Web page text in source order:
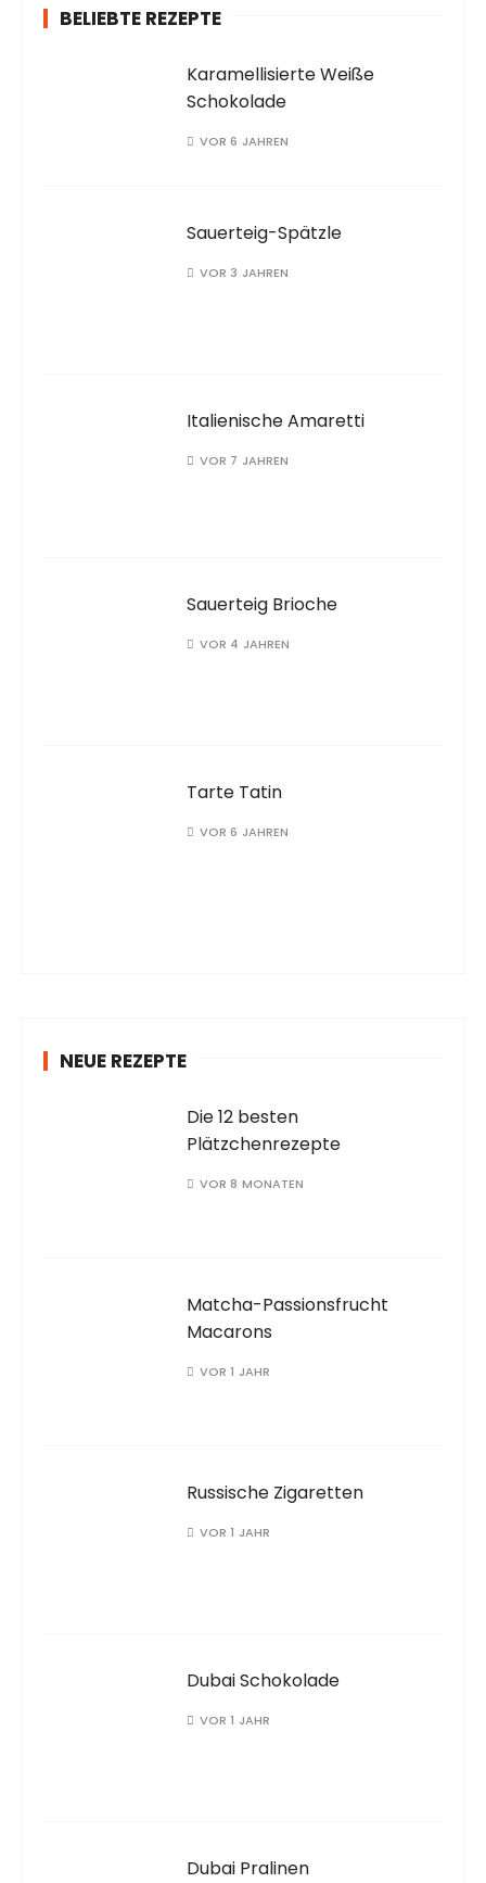
BELIEBTE REZEPTE
Karamellisierte Weiße
Schokolade
VOR 6 JAHREN
Sauerteig-Spätzle
VOR 3 JAHREN
Italienische Amaretti
VOR 7 JAHREN
Sauerteig Brioche
VOR 4 JAHREN
Tarte Tatin
VOR 6 JAHREN
NEUE REZEPTE
Die 12 besten
Plätzchenrezepte
VOR 8 MONATEN
Matcha-Passionsfrucht
Macarons
VOR 1 JAHR
Russische Zigaretten
VOR 1 JAHR
Dubai Schokolade
VOR 1 JAHR
Dubai Pralinen